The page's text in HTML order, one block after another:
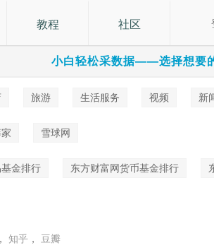
教程 社区
小白轻松采数据——选择想要
旅游 生活服务 视频 新
雪球网
金排行 东方财富网货币基金排行
， 知乎 ， 豆瓣